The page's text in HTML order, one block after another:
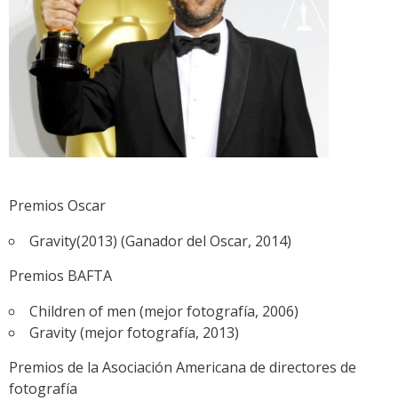
Premios Oscar
Gravity(2013) (Ganador del Oscar, 2014)
Premios BAFTA
Children of men (mejor fotografía, 2006)
Gravity (mejor fotografía, 2013)
Premios de la Asociación Americana de directores de
fotografía